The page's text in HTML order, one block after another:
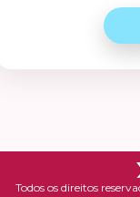
Todos os direitos